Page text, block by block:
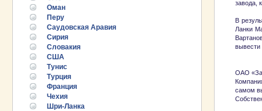
Оман
Перу
Саудовская Аравия
Сирия
Словакия
США
Тунис
Турция
Франция
Чехия
Шри-Ланка
завода,
В
Ланки
вывести
ОАО
самом